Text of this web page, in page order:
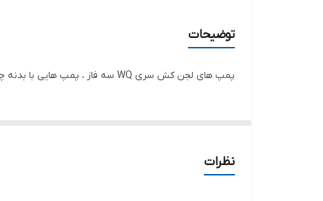
جنس بدنه
توضیحات
پمپ های لجن کش سری WQ سه فاز ، پمپ هایی با بدنه چدن هستند و به دلیل استفاده از پیچ و مهره های ضدزنگ در آنان دارای عمری طولانی هستند
نظرات